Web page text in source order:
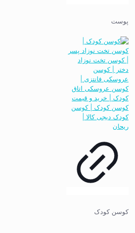
پوست
کوسن کودک